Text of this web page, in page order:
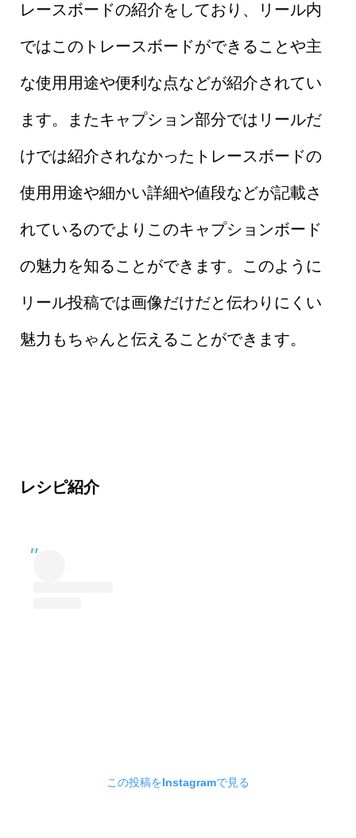
レースボードの紹介をしており、リール内
ではこのトレースボードができることや主
な使用用途や便利な点などが紹介されてい
ます。またキャプション部分ではリールだ
けでは紹介されなかったトレースボードの
使用用途や細かい詳細や値段などが記載さ
れているのでよりこのキャプションボード
の魅力を知ることができます。このように
リール投稿では画像だけだと伝わりにくい
魅力もちゃんと伝えることができます。
レシピ紹介
この投稿をInstagramで見る